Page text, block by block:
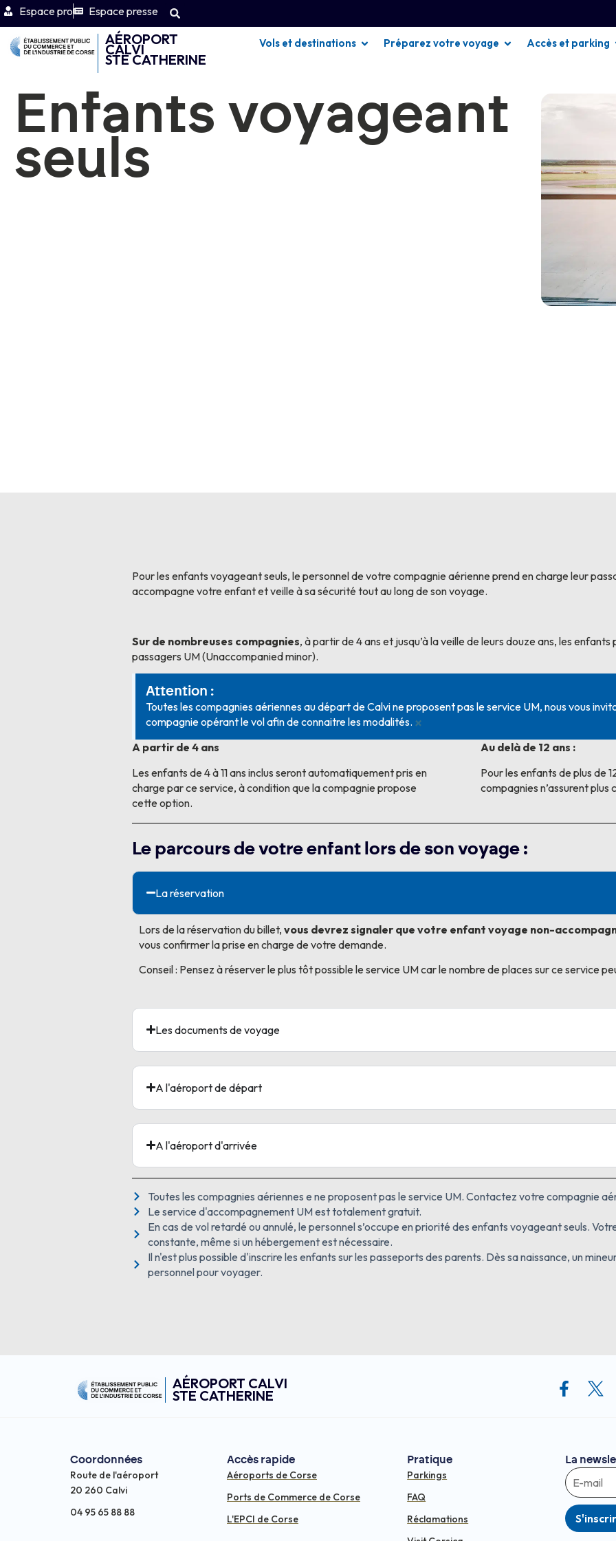
Espace pro Espace presse
AÉROPORT
CALVI
STE CATHERINE
Vols et destinations Préparez votre voyage Accès et parking
Enfants voyageant
seuls
Pour les enfants voyageant seuls, le personnel de votre compagnie aérienne prend en charge leur
accompagne votre enfant et veille à sa sécurité tout au long de son voyage.
Sur de nombreuses compagnies, à partir de 4 ans et jusqu’à la veille de leurs douze ans, les
passagers UM (Unaccompanied minor).
Attention :
Toutes les compagnies aériennes au départ de Calvi ne proposent pas le service UM, nous vous
compagnie opérant le vol afin de connaitre les modalités. ×
A partir de 4 ans
Les enfants de 4 à 11 ans inclus seront automatiquement pris en
charge par ce service, à condition que la compagnie propose
cette option.
Au delà de 12 ans :
Pour les enfants de plus de
compagnies n’assurent plus
Le parcours de votre enfant lors de son voyage :
La réservation
Lors de la réservation du billet, vous devrez signaler que votre enfant voyage non-
vous confirmer la prise en charge de votre demande.
Conseil : Pensez à réserver le plus tôt possible le service UM car le nombre de places sur ce service
Les documents de voyage
A l'aéroport de départ
A l'aéroport d'arrivée
Toutes les compagnies aériennes e ne proposent pas le service UM. Contactez votre compagnie
Le service d'accompagnement UM est totalement gratuit.
En cas de vol retardé ou annulé, le personnel s’occupe en priorité des enfants voyageant seuls.
constante, même si un hébergement est nécessaire.
Il n'est plus possible d'inscrire les enfants sur les passeports des parents. Dès sa naissance, un
personnel pour voyager.
AÉROPORT CALVI
STE CATHERINE
Coordonnées
Route de l'aéroport
20 260 Calvi
04 95 65 88 88
Accès rapide
Aéroports de Corse
Ports de Commerce de Corse
L'EPCI de Corse
Pratique
Parkings
FAQ
Réclamations
La